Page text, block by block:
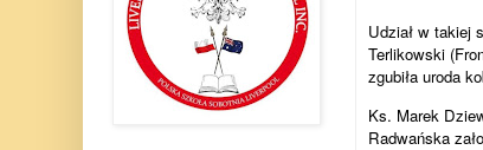
Udział w takiej
Terlikowski
zgubiła uroda
Ks. Marek
Radwańska